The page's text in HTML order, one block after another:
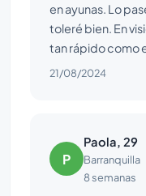
en ayunas. Lo
toleré bien. En
tan rápido como
21/08/2024
P
Paola, 29
Barranquilla
8 semanas